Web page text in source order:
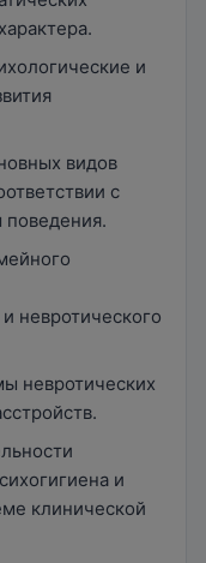
и
видов
с
невротического
невротических
и
клинической